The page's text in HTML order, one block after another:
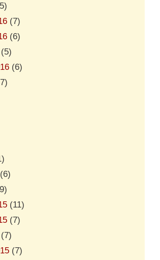
(7)
(6)
(5)
(6)
(6)
(11)
(7)
(7)
(7)